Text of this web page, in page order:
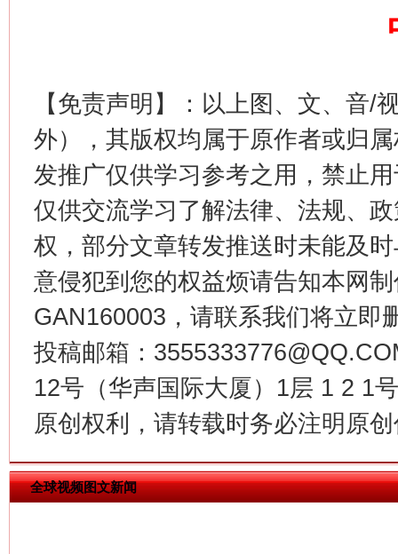
【免责声明】：以上图、文、音/
外），其版权均属于原作者或归
发推广仅供学习参考之用，禁止
仅供交流学习了解法律、法规、
权，部分文章转发推送时未能及
意侵犯到您的权益烦请告知本网
GAN160003，请联系我们将立即
投稿邮箱：
12号（华声国际大厦）1层 1 2 1
原创权利，请转载时务必注明原
全球视频图文新闻
这是一记警钟！ 谢
在谋一域中谋全局
今